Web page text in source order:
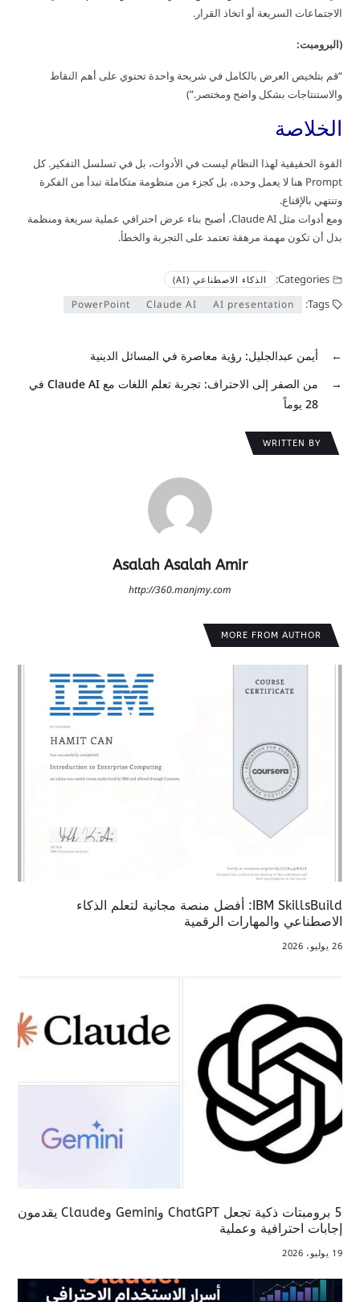
الاجتماعات السريعة أو اتخاذ القرار.
(البرومبت:
“قم بتلخيص العرض بالكامل في شريحة واحدة تحتوي على أهم النقاط
والاستنتاجات بشكل واضح ومختصر.”)
الخلاصة
القوة الحقيقية لهذا النظام ليست في الأدوات، بل في تسلسل التفكير. كل
Prompt هنا لا يعمل وحده، بل كجزء من منظومة متكاملة تبدأ من الفكرة
وتنتهي بالإقناع.
ومع أدوات مثل Claude AI، أصبح بناء عرض احترافي عملية سريعة ومنظمة
بدل أن تكون مهمة مرهقة تعتمد على التجربة والخطأ.
Categories: الذكاء الاصطناعي (AI)
Tags:
AI presentation
Claude AI
PowerPoint
←
أيمن عبدالجليل: رؤية معاصرة في المسائل الدينية
→
من الصفر إلى الاحتراف: تجربة تعلم اللغات مع Claude AI في
28 يوماً
WRITTEN BY
Asalah Asalah Amir
http://360.manjmy.com
MORE FROM AUTHOR
IBM SkillsBuild: أفضل منصة مجانية لتعلم الذكاء
الاصطناعي والمهارات الرقمية
26 يوليو، 2026
5 برومبتات ذكية تجعل ChatGPT وGemini وClaude يقدمون
إجابات احترافية وعملية
19 يوليو، 2026